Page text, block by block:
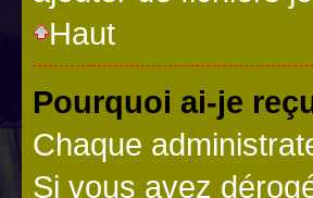
Haut
Pourquoi ai-je
Chaque
Si vous avez